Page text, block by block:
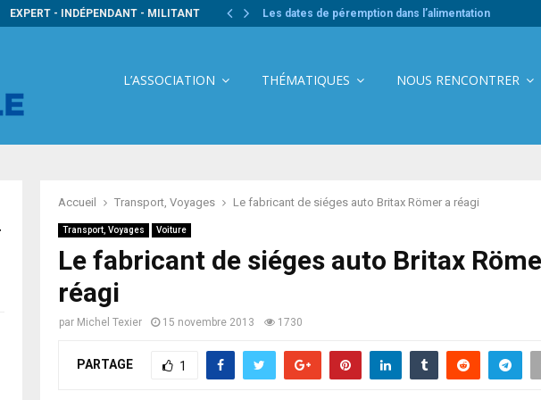
EXPERT - INDÉPENDANT - MILITANT Les dates de péremption dans l’alimentation
L’ASSOCIATION THÉMATIQUES NOUS RENCONTRER
Accueil Transport, Voyages Le fabricant de siéges auto Britax Römer a réagi
Transport, Voyages Voiture
Le fabricant de siéges auto Britax
réagi
par Michel Texier 15 novembre 2013 1730
PARTAGE 1